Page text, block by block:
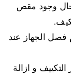
حال وجود مقص
الجهاز عند
و ازالة